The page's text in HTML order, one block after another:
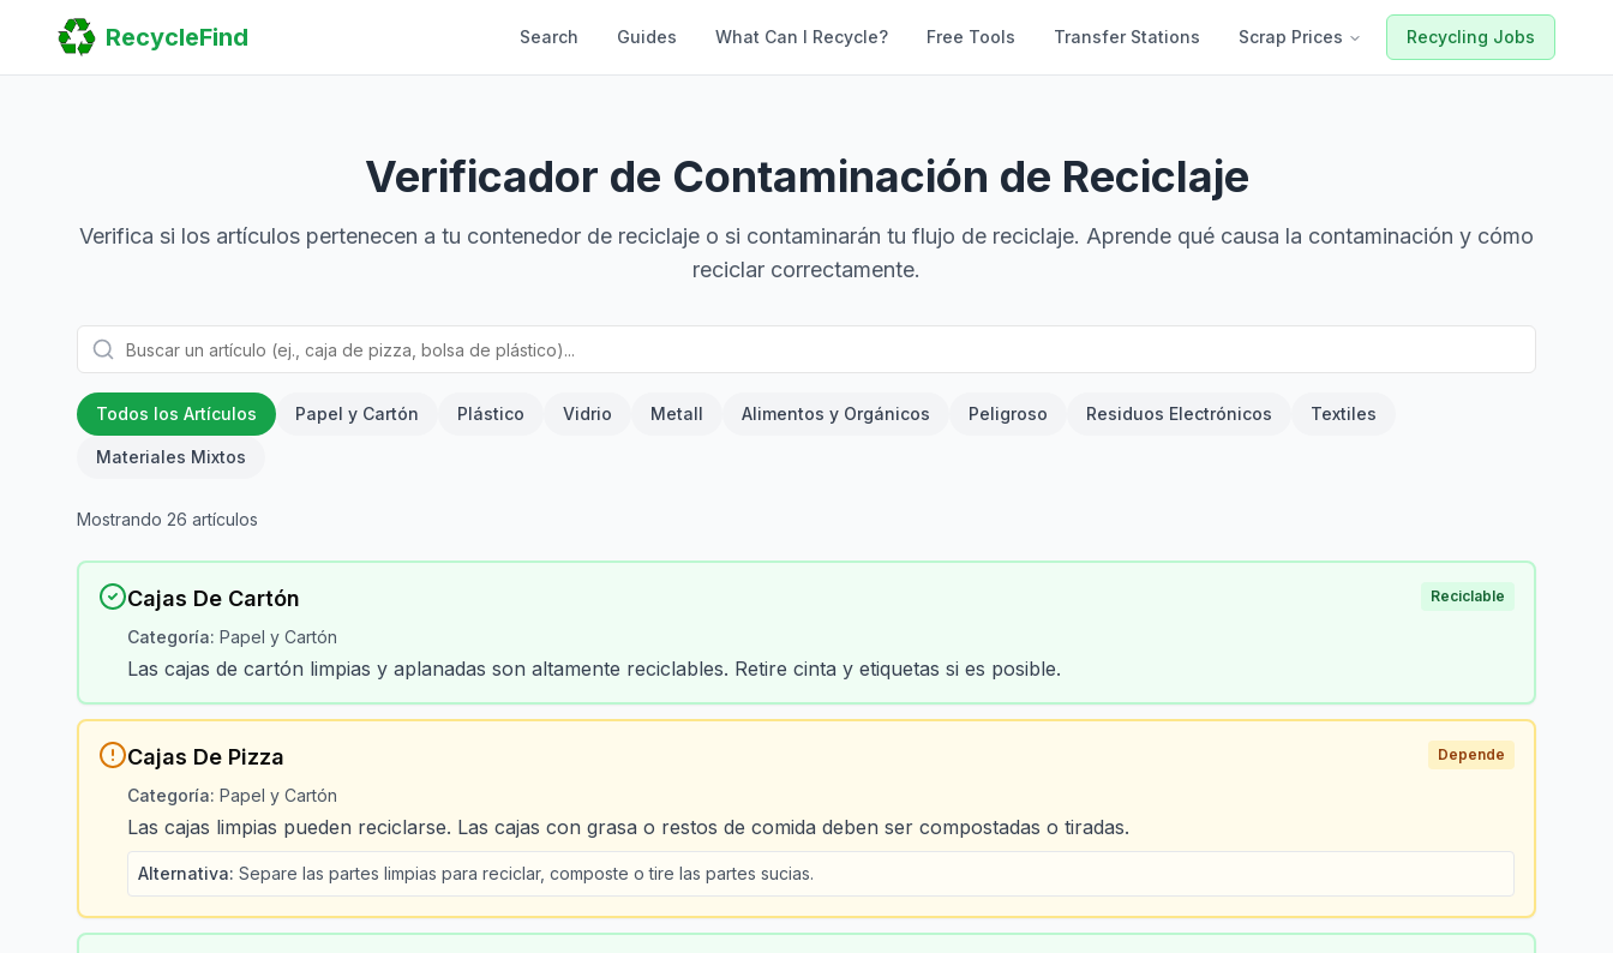
Search
Guides
RecycleFind Search Guides What Can I Recycle? Free Tools Transfer Stations Scrap Prices Recycling Jobs
Verificador de Contaminación de Reciclaje
Verifica si los artículos pertenecen a tu contenedor de reciclaje o si contaminarán tu flujo de reciclaje. Aprende qué causa la contaminación y cómo
reciclar correctamente.
Todos los Artículos Papel y Cartón Plástico Vidrio Metall Alimentos y Orgánicos Peligroso Residuos Electrónicos Textiles
Materiales Mixtos
Mostrando 26 artículos
Cajas De Cartón Reciclable
Categoría: Papel y Cartón
Las cajas de cartón limpias y aplanadas son altamente reciclables. Retire cinta y etiquetas si es posible.
Cajas De Pizza Depende
Categoría: Papel y Cartón
Las cajas limpias pueden reciclarse. Las cajas con grasa o restos de comida deben ser compostadas o tiradas.
Alternativa: Separe las partes limpias para reciclar, composte o tire las partes sucias.